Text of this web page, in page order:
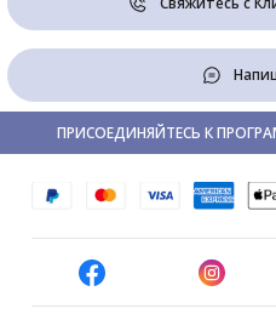
ПРИСОЕДИНЯЙТЕСЬ К